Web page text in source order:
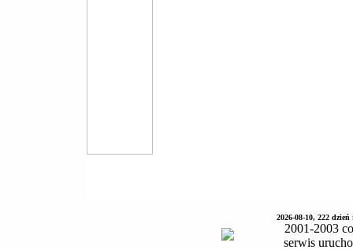
2026-08-10, 222
2001-2003
serwis